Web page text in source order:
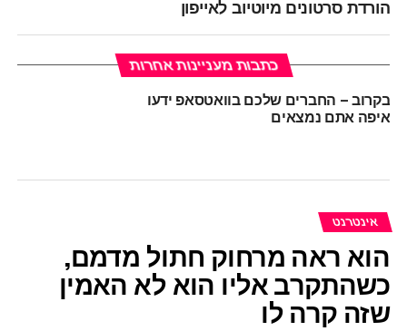
הורדת סרטונים מיוטיוב לאייפון
כתבות מעניינות אחרות
בקרוב – החברים שלכם בוואטסאפ ידעו
איפה אתם נמצאים
אינטרנט
הוא ראה מרחוק חתול מדמם,
כשהתקרב אליו הוא לא האמין
שזה קרה לו